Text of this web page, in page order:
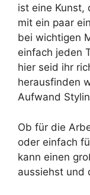
ist eine Kunst,
mit ein paar
bei wichtigen
einfach jeden
hier seid ihr
herausfinden
Aufwand
Ob für die
oder einfach
kann einen
aussiehst und